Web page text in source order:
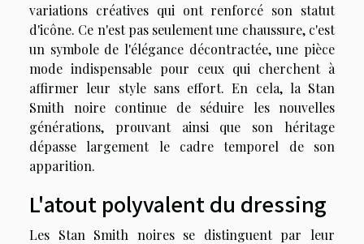
variations créatives qui ont renforcé son statut
d'icône. Ce n'est pas seulement une chaussure, c'est
un symbole de l'élégance décontractée, une pièce
mode indispensable pour ceux qui cherchent à
affirmer leur style sans effort. En cela, la Stan
Smith noire continue de séduire les nouvelles
générations, prouvant ainsi que son héritage
dépasse largement le cadre temporel de son
apparition.
L'atout polyvalent du dressing
Les Stan Smith noires se distinguent par leur